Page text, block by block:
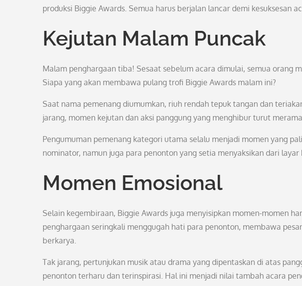
produksi Biggie Awards. Semua harus berjalan lancar demi kesuksesan
Kejutan Malam Puncak
Malam penghargaan tiba! Sesaat sebelum acara dimulai, semua orang
Siapa yang akan membawa pulang trofi Biggie Awards malam ini?
Saat nama pemenang diumumkan, riuh rendah tepuk tangan dan
jarang, momen kejutan dan aksi panggung yang menghibur turut
Pengumuman pemenang kategori utama selalu menjadi momen yang
nominator, namun juga para penonton yang setia menyaksikan dari layar
Momen Emosional
Selain kegembiraan, Biggie Awards juga menyisipkan momen-momen
penghargaan seringkali menggugah hati para penonton, membawa
berkarya.
Tak jarang, pertunjukan musik atau drama yang dipentaskan di atas
penonton terharu dan terinspirasi. Hal ini menjadi nilai tambah acara